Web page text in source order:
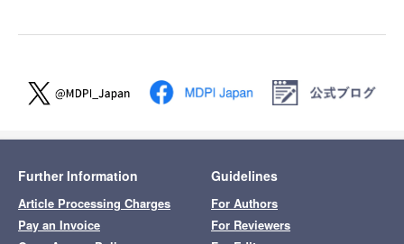
Further Information
Article Processing Charges
Pay an Invoice
Guidelines
For Authors
For Reviewers